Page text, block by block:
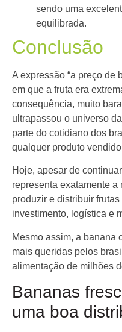
sendo uma
equilibrada.
Conclusão
A expressão “a preço de
em que a fruta era
consequência, muito
ultrapassou o universo
parte do cotidiano dos
qualquer produto
Hoje, apesar de
representa exatamente
produzir e distribuir
investimento, logística e
Mesmo assim, a banana
mais queridas pelos
alimentação de milhões
Bananas
uma boa